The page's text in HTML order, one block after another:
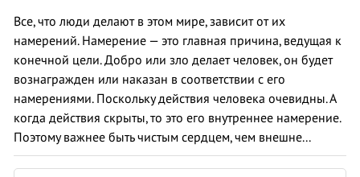
Все, что люди делают в этом мире, зависит от их
намерений. Намерение — это главная причина, ведущая к
конечной цели. Добро или зло делает человек, он будет
вознагражден или наказан в соответствии с его
намерениями. Поскольку действия человека очевидны. А
когда действия скрыты, то это его внутреннее намерение.
Поэтому важнее быть чистым сердцем, чем внешне...